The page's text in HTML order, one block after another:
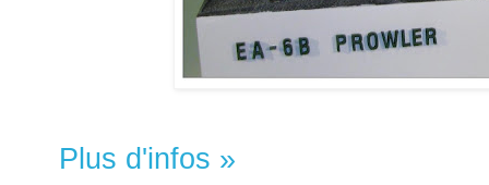
Plus d'infos »